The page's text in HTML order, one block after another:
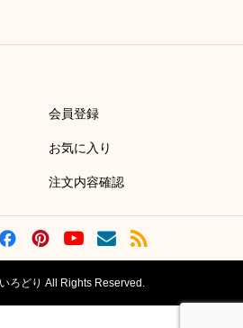
会員登録
お気に入り
注文内容確認
ろどり All Rights Reserved.